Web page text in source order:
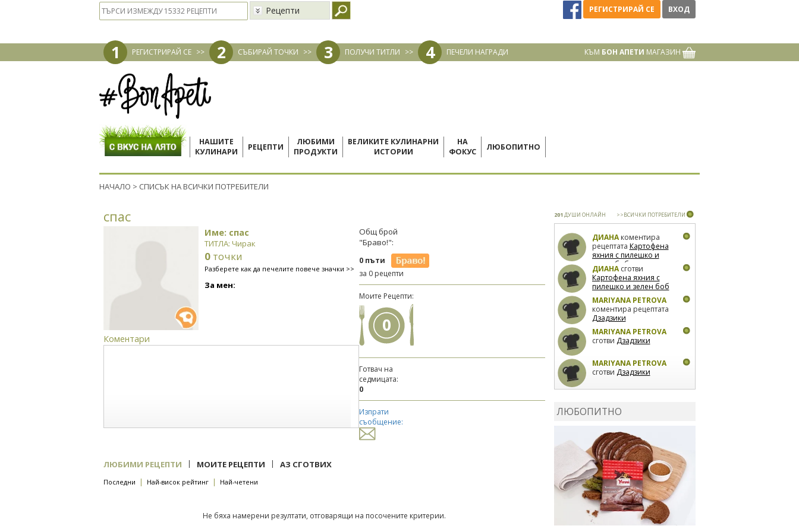
Рецепти РЕГИСТРИРАЙ СЕ ВХОД
1 РЕГИСТРИРАЙ СЕ >> 2 СЪБИРАЙ ТОЧКИ >> 3 ПОЛУЧИ ТИТЛИ >> 4 ПЕЧЕЛИ НАГРАДИ КЪМ БОН АПЕТИ МАГАЗИН
НАШИТЕ
КУЛИНАРИ
РЕЦЕПТИ
ЛЮБИМИ
ПРОДУКТИ
ВЕЛИКИТЕ КУЛИНАРНИ
ИСТОРИИ
НА
ФОКУС
ЛЮБОПИТНО
НАЧАЛО > СПИСЪК НА ВСИЧКИ ПОТРЕБИТЕЛИ
спас
Име: спас
ТИТЛА: Чирак
0 точки
Разберете как да печелите повече значки >>
За мен:
Коментари
Общ брой
"Браво!":
0 пъти
за 0 рецепти
Моите Рецепти:
0
Готвач на
седмицата:
0
Изпрати
съобщение:
ЛЮБИМИ РЕЦЕПТИ | МОИТЕ РЕЦЕПТИ | АЗ СГОТВИХ
Последни | Най-висок рейтинг | Най-четени
Не бяха намерени резултати, отговарящи на посочените критерии.
201 ДУШИ ОНЛАЙН >>ВСИЧКИ ПОТРЕБИТЕЛИ
ДИАНАкоментира
рецептата Картофена
яхния с пилешко и
зелен боб
ДИАНАсготви
Картофена яхния с
пилешко и зелен боб
MARIYANA PETROVA
коментира рецептата
Дзадзики
MARIYANA PETROVA
сготви Дзадзики
MARIYANA PETROVA
сготви Дзадзики
фурна
рецептатаСвински
ребра с печени
картофи
ЛЮБОПИТНО